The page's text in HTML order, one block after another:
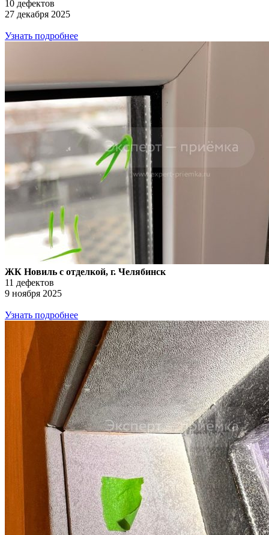
10 дефектов
27 декабря 2025
Узнать подробнее
ЖК Новиль с отделкой, г. Челябинск
11 дефектов
9 ноября 2025
Узнать подробнее